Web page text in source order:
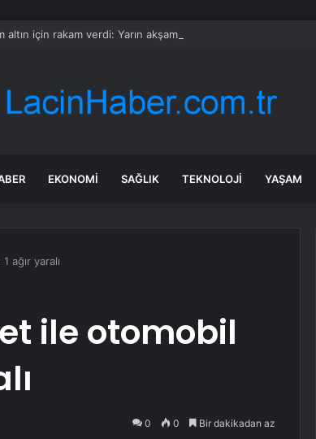
altın için rakam verdi: Yarın akşama işaret etti
EKONOMI SAĞLIK TEKNOLOJI YAŞAM
ağır yaralı
ile otomobil
0 0 Bir dakikadan az